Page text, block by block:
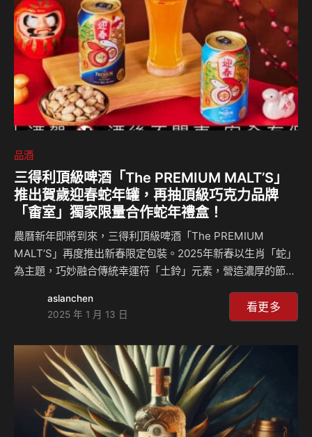
品酒
三得利頂級啤酒「The PREMIUM MALT’S」
推出賀歲迎春蛇年罐，再抽頂級巧克力品牌
「畬室」獨家限量合作蛇年禮盒！
農曆新年即將到來，三得利頂級啤酒「The PREMIUM
MALT’S」再度推出新春限定包裝。2025年新春以生肖「蛇」
為主題，巧妙融合傳統幸運符「土鈴」元素，營造濃厚的節慶
禮盒，首度邀請知名法式巧克力品牌「Yu Chocolatier‧畬
室」獨家設計，將頂級啤酒與精緻巧克力甜點完美結合，共同
三得利頂級啤酒官方社群參與限時抽獎活動，就有機會獲得這
份獨家蛇年禮盒，細細品味屬於你的奢華時刻！ 對品質極致
堅持的職人精神，釀造出「世界最頂級的啤酒」 三得利頂級
啤酒「The PREMIUM MAL…
aslanchen
2025 年 1 月 13 日
看更多